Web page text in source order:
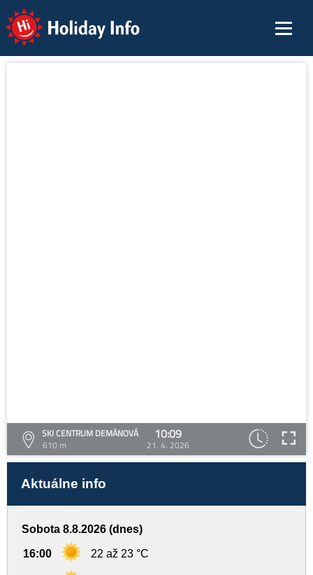
Holiday Info
SKI CENTRUM DEMÄNOVÁ
610 m
10:09
21. 4. 2026
Aktuálne info
Sobota 8.8.2026 (dnes)
16:00 22 až 23 °C